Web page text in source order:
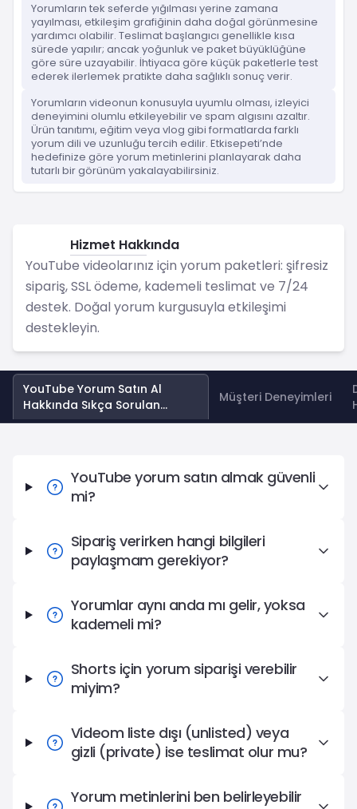
Yorumların tek seferde yığılması yerine zamana
yayılması, etkileşim grafiğinin daha doğal görünmesine
yardımcı olabilir. Teslimat başlangıcı genellikle kısa
sürede yapılır; ancak yoğunluk ve paket büyüklüğüne
göre süre uzayabilir. İhtiyaca göre küçük paketlerle test
ederek ilerlemek pratikte daha sağlıklı sonuç verir.
Yorumların videonun konusuyla uyumlu olması, izleyici
deneyimini olumlu etkileyebilir ve spam algısını azaltır.
Ürün tanıtımı, eğitim veya vlog gibi formatlarda farklı
yorum dili ve uzunluğu tercih edilir. Etkisepeti’nde
hedefinize göre yorum metinlerini planlayarak daha
tutarlı bir görünüm yakalayabilirsiniz.
Hizmet Hakkında
YouTube videolarınız için yorum paketleri: şifresiz
sipariş, SSL ödeme, kademeli teslimat ve 7/24
destek. Doğal yorum kurgusuyla etkileşimi
destekleyin.
YouTube Yorum Satın Al
Hakkında Sıkça Sorulan
Sorular
Müşteri Deneyimleri
YouTube yorum satın almak güvenli
mi?
Sipariş verirken hangi bilgileri
paylaşmam gerekiyor?
Yorumlar aynı anda mı gelir, yoksa
kademeli mi?
Shorts için yorum siparişi verebilir
miyim?
Videom liste dışı (unlisted) veya
gizli (private) ise teslimat olur mu?
Yorum metinlerini ben belirleyebilir